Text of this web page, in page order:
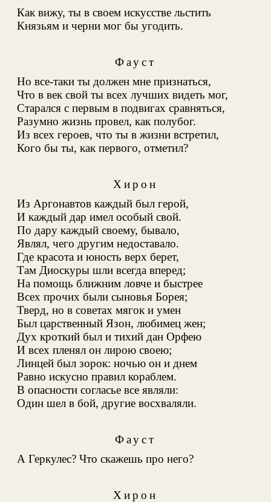
Как вижу, ты в своем искусстве льстить
Князьям и черни мог бы угодить.
Фауст
Но все-таки ты должен мне признаться,
Что в век свой ты всех лучших видеть мог,
Старался с первым в подвигах сравняться,
Разумно жизнь провел, как полубог.
Из всех героев, что ты в жизни встретил,
Кого бы ты, как первого, отметил?
Хирон
Из Аргонавтов каждый был герой,
И каждый дар имел особый свой.
По дару каждый своему, бывало,
Являл, чего другим недоставало.
Где красота и юность верх берет,
Там Диоскуры шли всегда вперед;
На помощь ближним ловче и быстрее
Всех прочих были сыновья Борея;
Тверд, но в советах мягок и умен
Был царственный Язон, любимец жен;
Дух кроткий был и тихий дан Орфею
И всех пленял он лирою своею;
Линцей был зорок: ночью он и днем
Равно искусно правил кораблем.
В опасности согласье все являли:
Один шел в бой, другие восхваляли.
Фауст
А Геркулес? Что скажешь про него?
Хирон